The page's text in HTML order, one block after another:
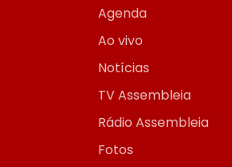
Agenda
Ao vivo
Notícias
TV Assembleia
Rádio Assembleia
Fotos